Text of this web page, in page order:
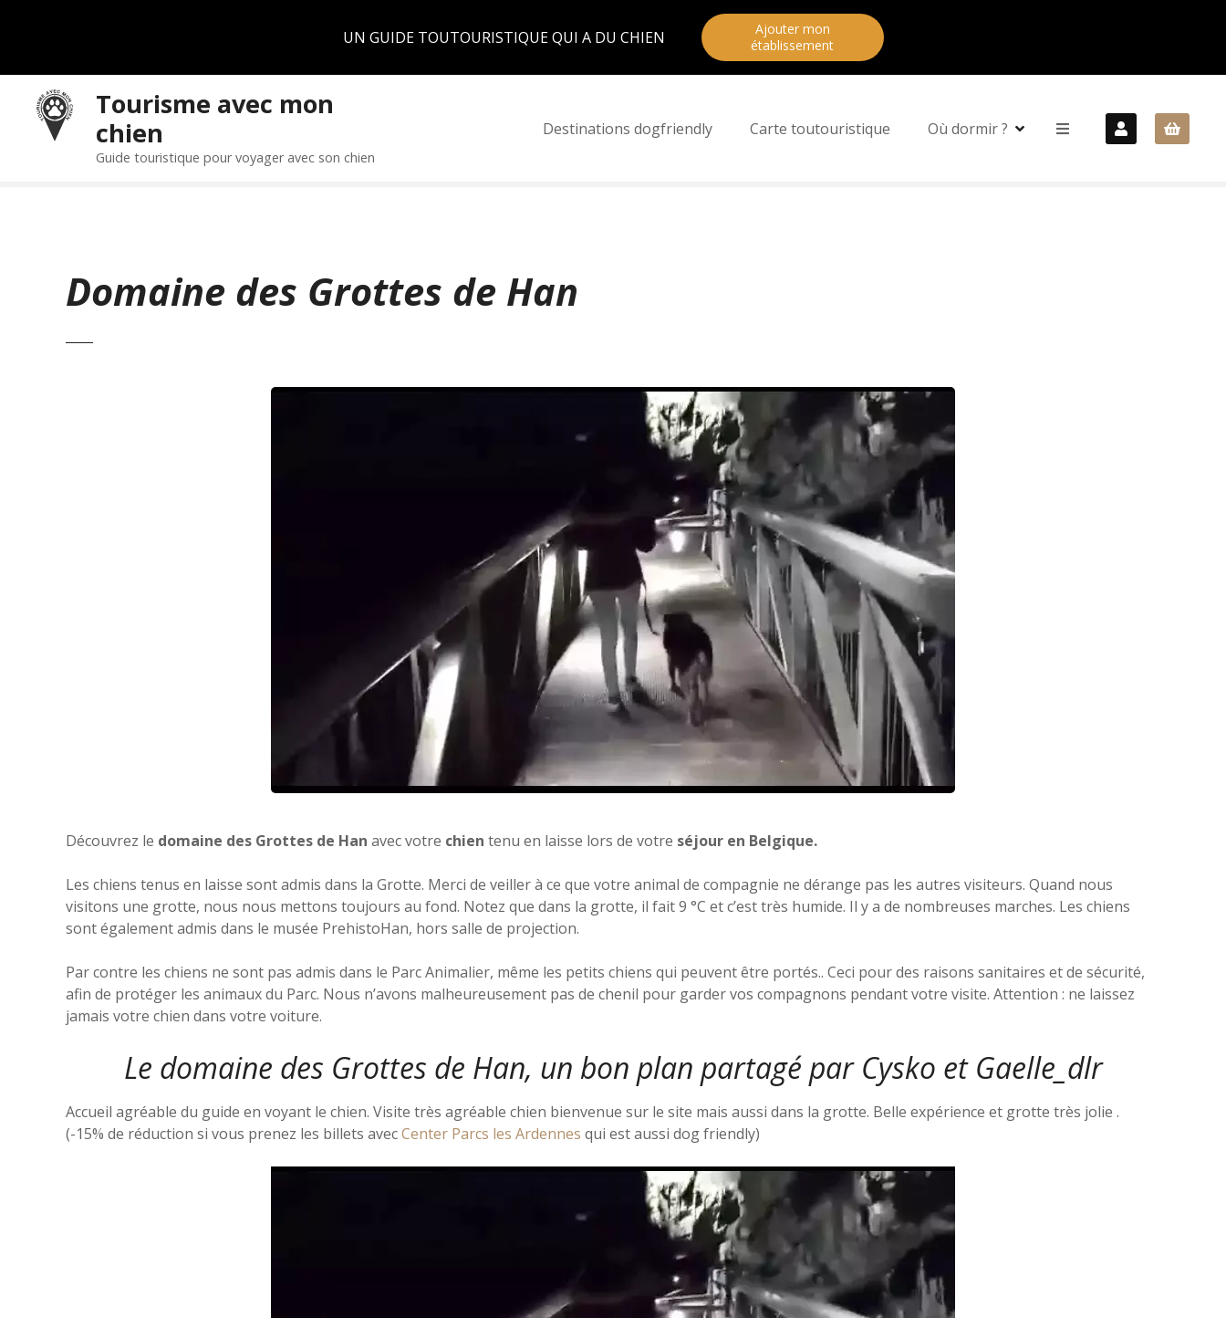
UN GUIDE TOUTOURISTIQUE QUI A DU CHIEN
Ajouter mon
établissement
Tourisme avec mon
chien
Guide touristique pour voyager avec son chien
Destinations dogfriendly Carte toutouristique Où dormir ?
Domaine des Grottes de Han
Découvrez le domaine des Grottes de Han avec votre chien tenu en laisse lors de votre séjour en Belgique.
Les chiens tenus en laisse sont admis dans la Grotte. Merci de veiller à ce que votre animal de compagnie ne dérange pas les autres visiteurs. Quand nous
visitons une grotte, nous nous mettons toujours au fond. Notez que dans la grotte, il fait 9 °C et c’est très humide. Il y a de nombreuses marches. Les chiens
sont également admis dans le musée PrehistoHan, hors salle de projection.
Par contre les chiens ne sont pas admis dans le Parc Animalier, même les petits chiens qui peuvent être portés.. Ceci pour des raisons sanitaires et de sécurité,
afin de protéger les animaux du Parc. Nous n’avons malheureusement pas de chenil pour garder vos compagnons pendant votre visite. Attention : ne laissez
jamais votre chien dans votre voiture.
Le domaine des Grottes de Han, un bon plan partagé par Cysko et Gaelle_dlr
Accueil agréable du guide en voyant le chien. Visite très agréable chien bienvenue sur le site mais aussi dans la grotte. Belle expérience et grotte très jolie .
(-15% de réduction si vous prenez les billets avecCenter Parcs les Ardennes qui est aussi dog friendly)